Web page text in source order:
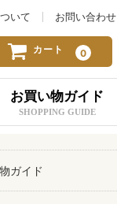
いて お問い合わせ
カート 0
お買い物ガイド
SHOPPING GUIDE
ガイド